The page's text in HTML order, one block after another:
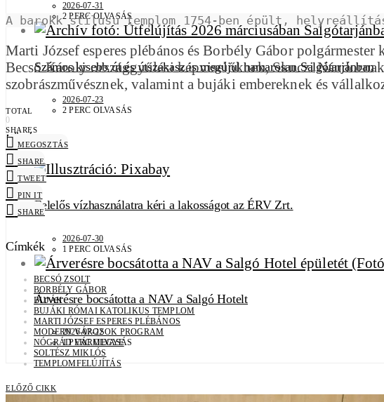
2026-07-31
2 PERC OLVASÁS
Számos kisebb út és útszakasz is megújul hamarosan Salgótarjánban
2026-07-23
2 PERC OLVASÁS
KÖZÉLET
Felelős vízhasználatra kéri a lakosságot az ÉRV Zrt.
2026-07-30
1 PERC OLVASÁS
Árverésre bocsátotta a NAV a Salgó Hotelt
2026-07-22
1 PERC OLVASÁS
A barokk stílusú templom 1754-ben épült,
Marti József esperes plébános és Borbély Gábor
Becsó Károly országgyűlési képviselőknek, Skuczi
szobrászművésznek, valamint a bujáki embereknek és
TOTAL
0
SHARES
MEGOSZTÁS
SHARE
TWEET
PIN IT
SHARE
Címkék
BECSÓ ZSOLT
BORBÉLY GÁBOR
BUJÁK
BUJÁKI RÓMAI KATOLIKUS TEMPLOM
MARTI JÓZSEF ESPERES PLÉBÁNOS
MODERN VÁROSOK PROGRAM
NÓGRÁD VÁRMEGYE
SOLTÉSZ MIKLÓS
TEMPLOMFELÚJÍTÁS
ELŐZŐ CIKK